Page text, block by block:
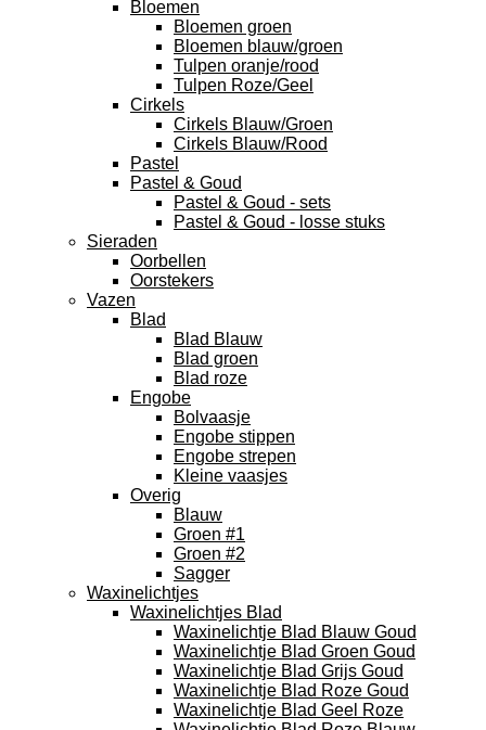
Bloemen
Bloemen groen
Bloemen blauw/groen
Tulpen oranje/rood
Tulpen Roze/Geel
Cirkels
Cirkels Blauw/Groen
Cirkels Blauw/Rood
Pastel
Pastel & Goud
Pastel & Goud - sets
Pastel & Goud - losse stuks
Sieraden
Oorbellen
Oorstekers
Vazen
Blad
Blad Blauw
Blad groen
Blad roze
Engobe
Bolvaasje
Engobe stippen
Engobe strepen
Kleine vaasjes
Overig
Blauw
Groen #1
Groen #2
Sagger
Waxinelichtjes
Waxinelichtjes Blad
Waxinelichtje Blad Blauw Goud
Waxinelichtje Blad Groen Goud
Waxinelichtje Blad Grijs Goud
Waxinelichtje Blad Roze Goud
Waxinelichtje Blad Geel Roze